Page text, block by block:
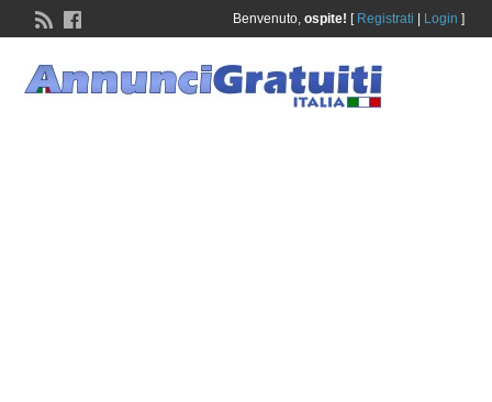
Benvenuto, ospite! [ Registrati Login ]